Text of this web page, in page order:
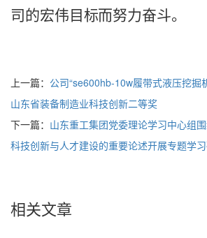
司 的宏伟目标而努力奋斗。
上一篇： 公司“se600hb-10w履带式液压挖掘
山东省装备制造业科技创新二等奖
下一篇： 山东重工集团党委理论学习中心组
科技创新与人才建设的重要论述开展专题学
相关文章